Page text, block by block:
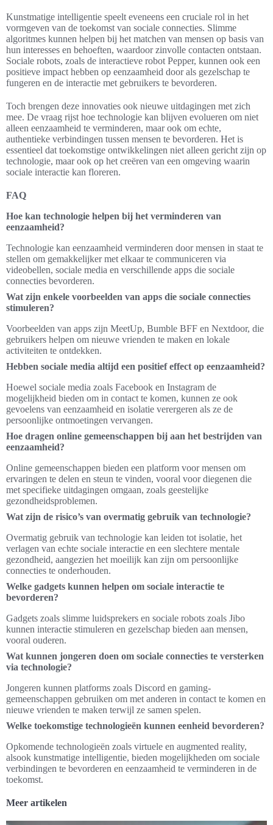
Kunstmatige intelligentie speelt eveneens een cruciale rol in het
vormgeven van de toekomst van sociale connecties. Slimme
algoritmes kunnen helpen bij het matchen van mensen op basis van
hun interesses en behoeften, waardoor zinvolle contacten ontstaan.
Sociale robots, zoals de interactieve robot Pepper, kunnen ook een
positieve impact hebben op eenzaamheid door als gezelschap te
fungeren en de interactie met gebruikers te bevorderen.
Toch brengen deze innovaties ook nieuwe uitdagingen met zich
mee. De vraag rijst hoe technologie kan blijven evolueren om niet
alleen eenzaamheid te verminderen, maar ook om echte,
authentieke verbindingen tussen mensen te bevorderen. Het is
essentieel dat toekomstige ontwikkelingen niet alleen gericht zijn op
technologie, maar ook op het creëren van een omgeving waarin
sociale interactie kan floreren.
FAQ
Hoe kan technologie helpen bij het verminderen van
eenzaamheid?
Technologie kan eenzaamheid verminderen door mensen in staat te
stellen om gemakkelijker met elkaar te communiceren via
videobellen, sociale media en verschillende apps die sociale
connecties bevorderen.
Wat zijn enkele voorbeelden van apps die sociale connecties
stimuleren?
Voorbeelden van apps zijn MeetUp, Bumble BFF en Nextdoor, die
gebruikers helpen om nieuwe vrienden te maken en lokale
activiteiten te ontdekken.
Hebben sociale media altijd een positief effect op eenzaamheid?
Hoewel sociale media zoals Facebook en Instagram de
mogelijkheid bieden om in contact te komen, kunnen ze ook
gevoelens van eenzaamheid en isolatie verergeren als ze de
persoonlijke ontmoetingen vervangen.
Hoe dragen online gemeenschappen bij aan het bestrijden van
eenzaamheid?
Online gemeenschappen bieden een platform voor mensen om
ervaringen te delen en steun te vinden, vooral voor diegenen die
met specifieke uitdagingen omgaan, zoals geestelijke
gezondheidsproblemen.
Wat zijn de risico’s van overmatig gebruik van technologie?
Overmatig gebruik van technologie kan leiden tot isolatie, het
verlagen van echte sociale interactie en een slechtere mentale
gezondheid, aangezien het moeilijk kan zijn om persoonlijke
connecties te onderhouden.
Welke gadgets kunnen helpen om sociale interactie te
bevorderen?
Gadgets zoals slimme luidsprekers en sociale robots zoals Jibo
kunnen interactie stimuleren en gezelschap bieden aan mensen,
vooral ouderen.
Wat kunnen jongeren doen om sociale connecties te versterken
via technologie?
Jongeren kunnen platforms zoals Discord en gaming-
gemeenschappen gebruiken om met anderen in contact te komen en
nieuwe vrienden te maken terwijl ze samen spelen.
Welke toekomstige technologieën kunnen eenheid bevorderen?
Opkomende technologieën zoals virtuele en augmented reality,
alsook kunstmatige intelligentie, bieden mogelijkheden om sociale
verbindingen te bevorderen en eenzaamheid te verminderen in de
toekomst.
Meer artikelen